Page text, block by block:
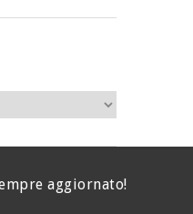
aggiornato!